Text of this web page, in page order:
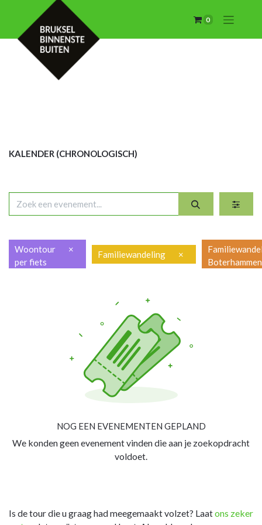
0
KALENDER (CHRONOLOGISCH)
Woontour
per fiets
× Familiewandeling ×
Boterhammen
NOG EEN EVENEMENTEN GEPLAND
We konden geen evenement vinden die aan je zoekopdracht
voldoet.
Is de tour die u graag had meegemaakt volzet? Laatons zeker